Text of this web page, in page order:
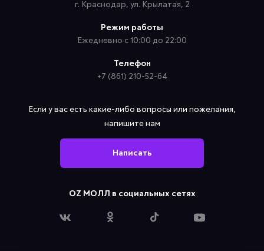
г. Краснодар, ул. Крылатая, 2
Режим работы
Ежедневно с 10:00 до 22:00
Телефон
+7 (861) 210-52-64
Если у вас есть какие-либо вопросы или пожелания,
напишите нам
Написать
OZ МОЛЛ в социальных сетях